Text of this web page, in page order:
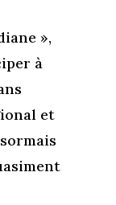
»,
à
et